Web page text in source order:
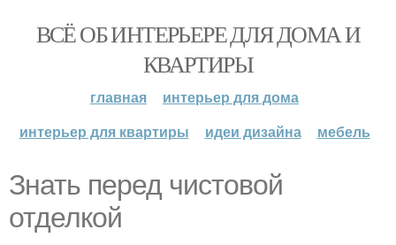
ВСЁ ОБ ИНТЕРЬЕРЕ ДЛЯ ДОМА И
КВАРТИРЫ
главная
интерьер для дома
интерьер для квартиры
идеи дизайна мебель
Знать перед чистовой
отделкой